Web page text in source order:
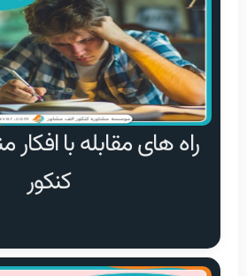
را‌ه های مقابله با افکار
کنکور